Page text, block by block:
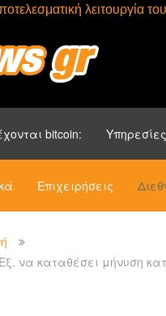
bitcoin: Υπηρεσίες
Επιχειρήσεις
να καταθέσει μήνυση